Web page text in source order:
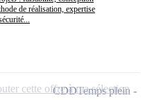
de réalisation, expertise
CDDTemps plein
cette offre à ma sélection